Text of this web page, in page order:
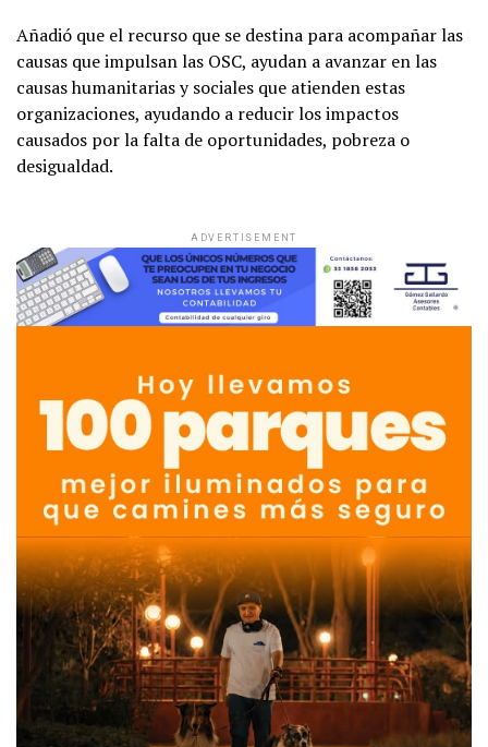
Añadió que el recurso que se destina para acompañar las
causas que impulsan las OSC, ayudan a avanzar en las
causas humanitarias y sociales que atienden estas
organizaciones, ayudando a reducir los impactos
causados por la falta de oportunidades, pobreza o
desigualdad.
ADVERTISEMENT